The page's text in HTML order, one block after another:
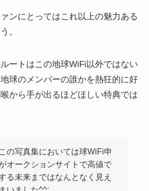
ンにとってはこれ以上の魅力ある
。
ートはこの地球WiFi以外ではない
球のメンバーの誰かを熱狂的に好
から手が出るほどほしい特典では
の写真集においては球WiFi申
オークションサイトで高値で
る未来まではなんとなく見え